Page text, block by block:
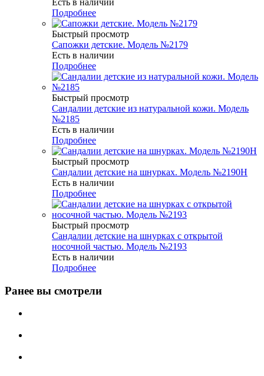
Подробнее
Быстрый просмотр
Сапожки детские. Модель №2179
Есть в наличии
Подробнее
Быстрый просмотр
Сандалии детские из натуральной кожи. Модель
№2185
Есть в наличии
Подробнее
Быстрый просмотр
Сандалии детские на шнурках. Модель №2190Н
Есть в наличии
Подробнее
Быстрый просмотр
Сандалии детские на шнурках с открытой
носочной частью. Модель №2193
Есть в наличии
Подробнее
Ранее вы смотрели